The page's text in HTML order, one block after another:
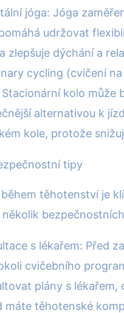
jóga: Jóga
udržovat
zlepšuje dýchání a
cycling (cvičení
kolo může
alternativou k
kole, protože
tipy
těhotenství je
s lékařem: Před
cvičebního
plány s lékařem,
máte těhotenské